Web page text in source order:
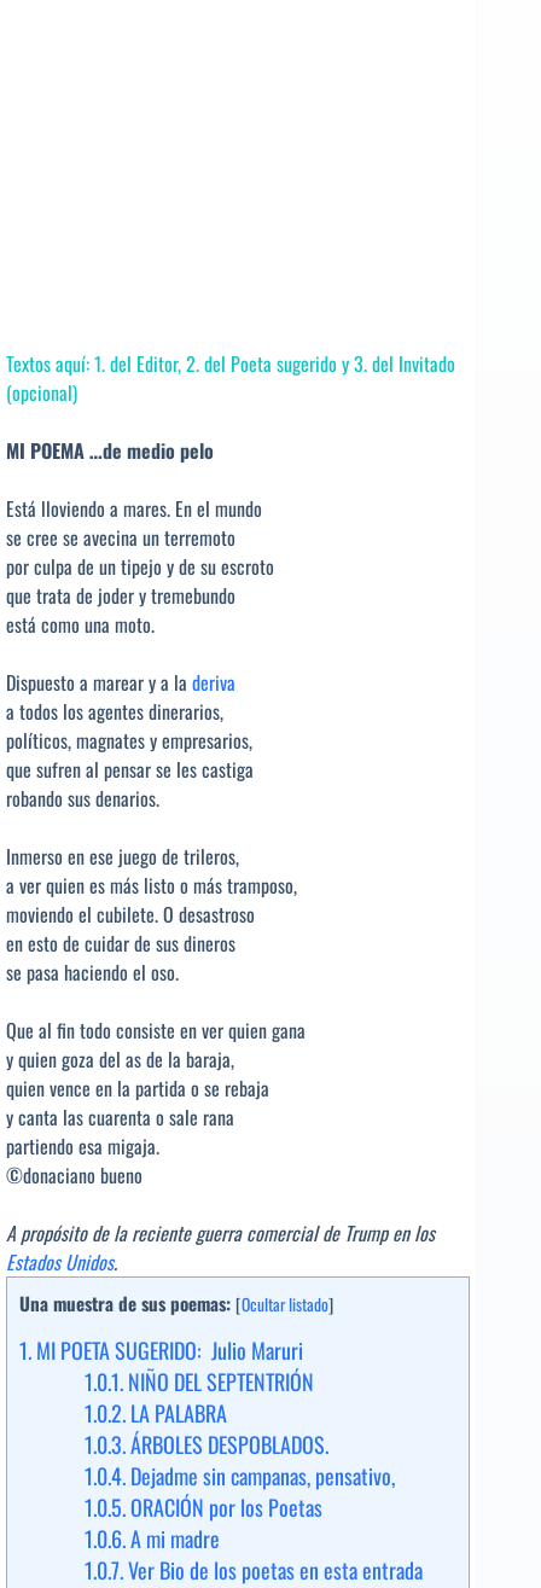
Textos aquí: 1. del Editor, 2. del Poeta sugerido y 3. del Invitado
(opcional)
MI POEMA …de medio pelo
Está lloviendo a mares. En el mundo
se cree se avecina un terremoto
por culpa de un tipejo y de su escroto
que trata de joder y tremebundo
está como una moto.
Dispuesto a marear y a la deriva
a todos los agentes dinerarios,
políticos, magnates y empresarios,
que sufren al pensar se les castiga
robando sus denarios.
Inmerso en ese juego de trileros,
a ver quien es más listo o más tramposo,
moviendo el cubilete. O desastroso
en esto de cuidar de sus dineros
se pasa haciendo el oso.
Que al fin todo consiste en ver quien gana
y quien goza del as de la baraja,
quien vence en la partida o se rebaja
y canta las cuarenta o sale rana
partiendo esa migaja.
©donaciano bueno
A propósito de la reciente guerra comercial de Trump en los
Estados Unidos.
Una muestra de sus poemas: [Ocultar listado]
1.MI POETA SUGERIDO: Julio Maruri
1.0.1.NIÑO DEL SEPTENTRIÓN
1.0.2.LA PALABRA
1.0.3.ÁRBOLES DESPOBLADOS.
1.0.4.Dejadme sin campanas, pensativo,
1.0.5.ORACIÓN por los Poetas
1.0.6.A mi madre
1.0.7.Ver Bio de los poetas en esta entrada